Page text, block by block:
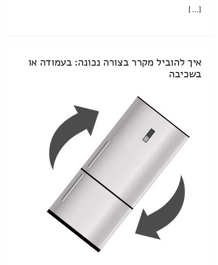
[…]
איך להוביל מקרר בצורה נכונה: בעמודה או
בשכיבה